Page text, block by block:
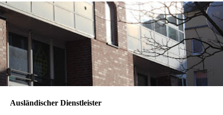
Ausländischer Dienstleister